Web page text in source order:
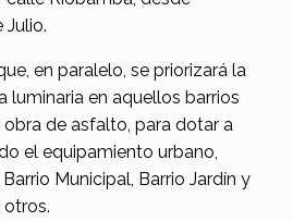
Julio.
en paralelo, se priorizará la
luminaria en aquellos barrios
de asfalto, para dotar a
el equipamiento urbano,
Municipal, Barrio Jardín y
otros.